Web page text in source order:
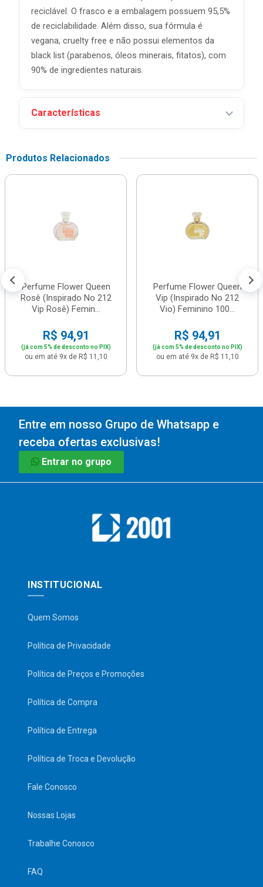
reciclável. O frasco e a embalagem possuem 95,5%
de reciclabilidade. Além disso, sua fórmula é
vegana, cruelty free e não possui elementos da
black list (parabenos, óleos minerais, fitatos), com
90% de ingredientes naturais.
Características
Produtos Relacionados
Perfume Flower Queen
Rosê (Inspirado No 212
Vip Rosê) Femin...
R$ 94,91
(já com 5% de desconto no PIX)
ou em até 9x de R$ 11,10
Perfume Flower Queen
Vip (Inspirado No 212
Vio) Feminino 100...
R$ 94,91
(já com 5% de desconto no PIX)
ou em até 9x de R$ 11,10
Entre em nosso Grupo de Whatsapp e
receba ofertas exclusivas!
Entrar no grupo
INSTITUCIONAL
Quem Somos
Política de Privacidade
Política de Preços e Promoções
Política de Compra
Política de Entrega
Política de Troca e Devolução
Fale Conosco
Nossas Lojas
Trabalhe Conosco
FAQ